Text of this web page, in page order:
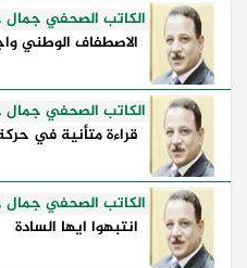
الكاتب الصحفي
الاصطفاف الوطني
الكاتب الصحفي
قراءة متأنية في حركة
الكاتب الصحفي
انتبهوا ايها السادة